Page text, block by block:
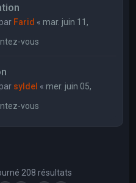
Farid « mar. juin 11,
vous
syldel « mer. juin 05,
vous
208 résultats